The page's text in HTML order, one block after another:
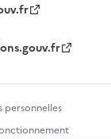
personnelles